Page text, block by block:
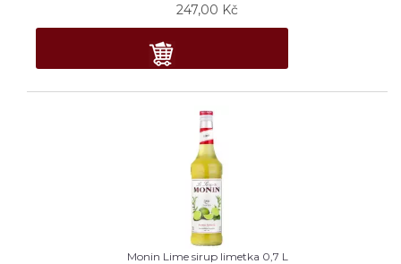
247,00 Kč
Monin Lime sirup limetka 0,7 L